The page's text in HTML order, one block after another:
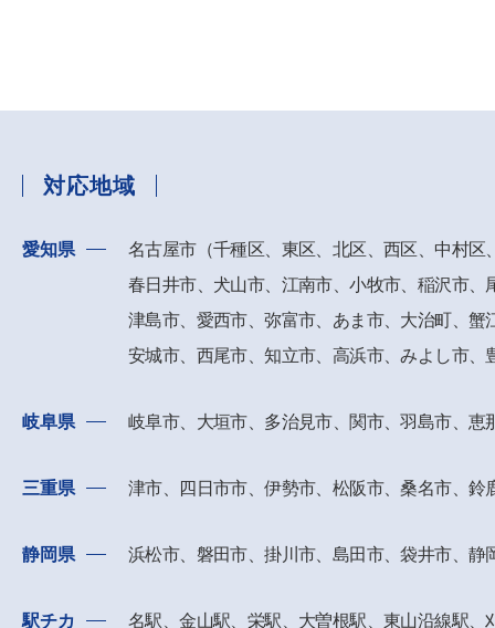
対応地域
愛知県
名古屋市（千種区、東区、北区、西区、中村区
春日井市、 犬山市、江南市、小牧市、稲沢市、
津島市、愛西市、弥富市、あま市、大治町、蟹
安城市、西尾市、知立市、高浜市、みよし市、
岐阜県 岐阜市、大垣市、多治見市、関市、羽島市、恵
三重県 津市、四日市市、伊勢市、松阪市、桑名市、鈴
静岡県 浜松市、磐田市、掛川市、島田市、袋井市、静
駅チカ 名駅、金山駅、栄駅、大曽根駅、東山沿線駅、